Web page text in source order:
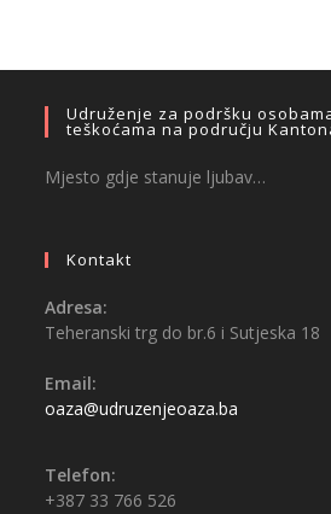
Udruženje za podršku
teškoćama na području
Mjesto gdje stanuje ljubav…
Kontakt
Adresa:
Teheranski trg do br.6 i Sutjeska 18
Email:
oaza@udruzenjeoaza.ba
Telefon:
+387 33 766 526